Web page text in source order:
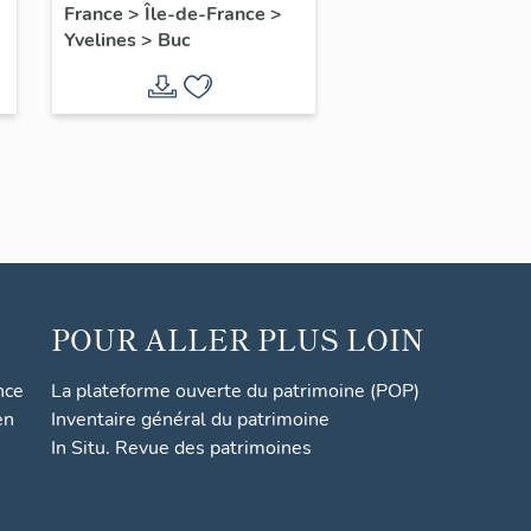
France > Île-de-France >
Yvelines> Buc
POUR ALLER PLUS LOIN
La plateforme ouverte du patrimoine (POP)
Inventaire général du patrimoine
In Situ. Revue des patrimoines